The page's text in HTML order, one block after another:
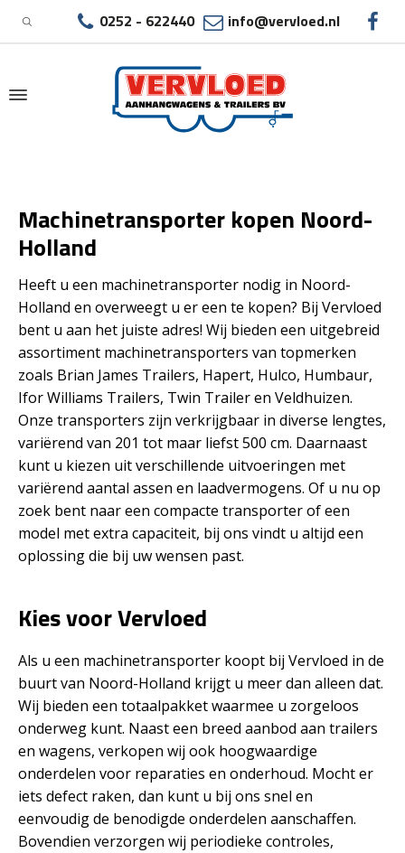
0252 - 622440 info@vervloed.nl
MACHINETRANSPORTER KOPEN NOORD-
HOLLAND
Machinetransporter kopen Noord-
Holland
Heeft u een machinetransporter nodig in Noord-
Holland en overweegt u er een te kopen? Bij Vervloed
bent u aan het juiste adres! Wij bieden een uitgebreid
assortiment machinetransporters van topmerken
zoals Brian James Trailers, Hapert, Hulco, Humbaur,
Ifor Williams Trailers, Twin Trailer en Veldhuizen.
Onze transporters zijn verkrijgbaar in diverse lengtes,
variërend van 201 tot maar liefst 500 cm. Daarnaast
kunt u kiezen uit verschillende uitvoeringen met
variërend aantal assen en laadvermogens. Of u nu op
zoek bent naar een compacte transporter of een
model met extra capaciteit, bij ons vindt u altijd een
oplossing die bij uw wensen past.
Kies voor Vervloed
Als u een machinetransporter koopt bij Vervloed in de
buurt van Noord-Holland krijgt u meer dan alleen dat.
Wij bieden een totaalpakket waarmee u zorgeloos
onderweg kunt. Naast een breed aanbod aan trailers
en wagens, verkopen wij ook hoogwaardige
onderdelen voor reparaties en onderhoud. Mocht er
iets defect raken, dan kunt u bij ons snel en
eenvoudig de benodigde onderdelen aanschaffen.
Bovendien verzorgen wij periodieke controles,